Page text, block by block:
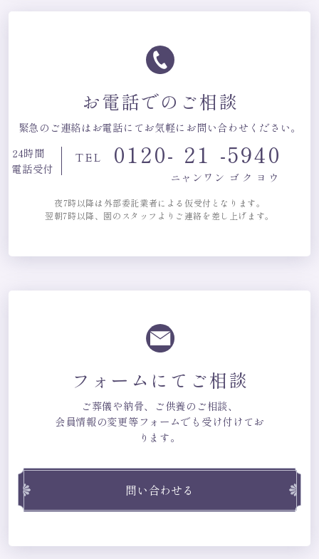
お電話でのご相談
緊急のご連絡はお電話にてお気軽にお問い合わせください。
24時間
電話受付
TEL 0120- 21
ニャンワン
-5940
ゴクヨウ
夜7時以降は外部委託業者による仮受付となります。
翌朝7時以降、園のスタッフよりご連絡を差し上げます。
フォームにてご相談
ご葬儀や納骨、ご供養のご相談、
会員情報の変更等フォームでも受け付けてお
ります。
問い合わせる